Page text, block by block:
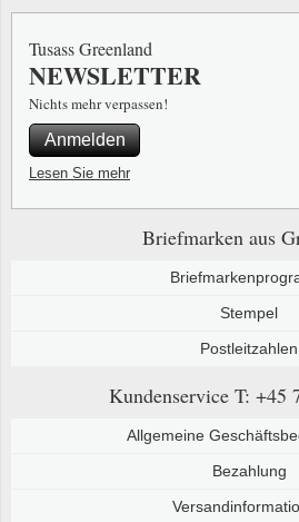
Briefmarken aus
Stempel
Postleitzahlen
Kundenservice T: +45
Allgemeine
Bezahlung
Tusass Greenland
NEWSLETTER
Nichts mehr verpassen!
Anmelden
Lesen Sie mehr